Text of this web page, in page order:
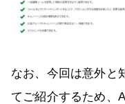
なお、今回は意外と
てご紹介するため、